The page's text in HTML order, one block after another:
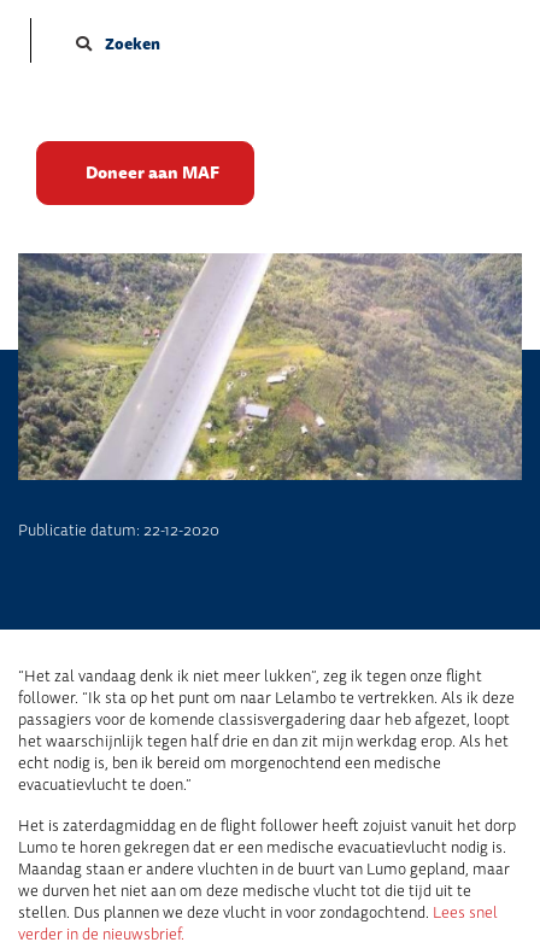
Zoeken
Doneer aan MAF
Donderdag tot
zondagochtend
Publicatie datum: 22-12-2020
“Het zal vandaag denk ik niet meer lukken”, zeg ik tegen onze flight
follower. “Ik sta op het punt om naar Lelambo te vertrekken. Als ik deze
passagiers voor de komende classisvergadering daar heb afgezet, loopt
het waarschijnlijk tegen half drie en dan zit mijn werkdag erop. Als het
echt nodig is, ben ik bereid om morgenochtend een medische
evacuatievlucht te doen.”
Het is zaterdagmiddag en de flight follower heeft zojuist vanuit het dorp
Lumo te horen gekregen dat er een medische evacuatievlucht nodig is.
Maandag staan er andere vluchten in de buurt van Lumo gepland, maar
we durven het niet aan om deze medische vlucht tot die tijd uit te
stellen. Dus plannen we deze vlucht in voor zondagochtend. Lees snel
verder in de nieuwsbrief.